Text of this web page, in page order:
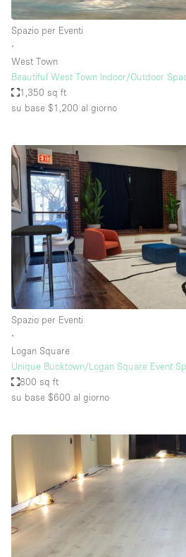
Spazio per Eventi
∙
West Town
Beautiful West Town Indoor/Outdoor
1,350 sq ft
su base $1,200 al giorno
Spazio per Eventi
∙
Logan Square
Unique Bucktown/Logan Square Event
800 sq ft
su base $600 al giorno